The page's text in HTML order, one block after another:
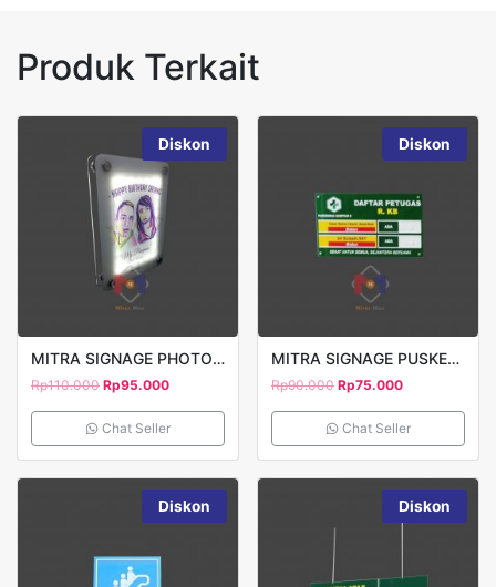
Produk Terkait
Diskon
MITRA SIGNAGE PHOTOFRAME LED PRINT UV
Rp110.000 Rp95.000
Chat Seller
Diskon
MITRA SIGNAGE PUSKESMAS DAFTAR PETUGAS 30X20CM
Rp90.000 Rp75.000
Chat Seller
Diskon Diskon